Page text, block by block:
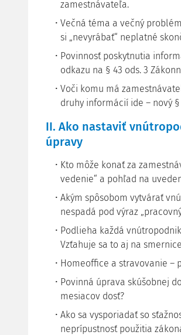
zamestnávateľa.
Večná téma a večný
si „nevyrábať“ neplatné
Povinnosť poskytnutia
odkazu na § 43 ods. 3
Voči komu má
druhy informácií ide – nový
II. Ako nastaviť
úpravy
Kto môže konať za
vedenie“ a pohľad na
Akým spôsobom vytvárať
nespadá pod výraz
Podlieha každá
Vzťahuje sa to aj na
Homeoffice a stravovanie –
Povinná úprava skúšobnej
mesiacov dosť?
Ako sa vysporiadať so
neprípustnosť použitia